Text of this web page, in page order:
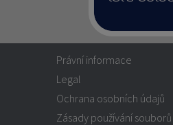
Právní informace
Legal
Ochrana osobních údajů
Zásady používání